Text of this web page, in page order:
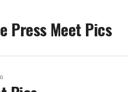
Press Meet Pics